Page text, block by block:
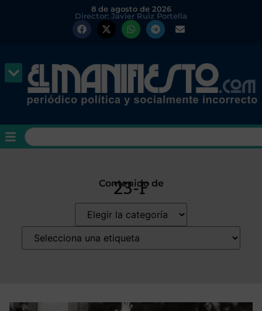
8 de agosto de 2026
Director: Javier Ruiz Portella
Contenido de
23-F